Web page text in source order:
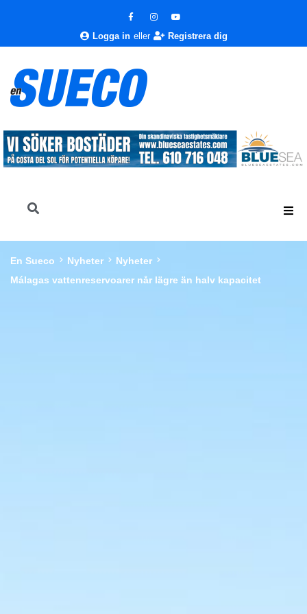
Logga in eller Registrera dig
En Sueco Nyheter
Nyheter
Málagas vattenreservoarer når lägre än halv kapacitet